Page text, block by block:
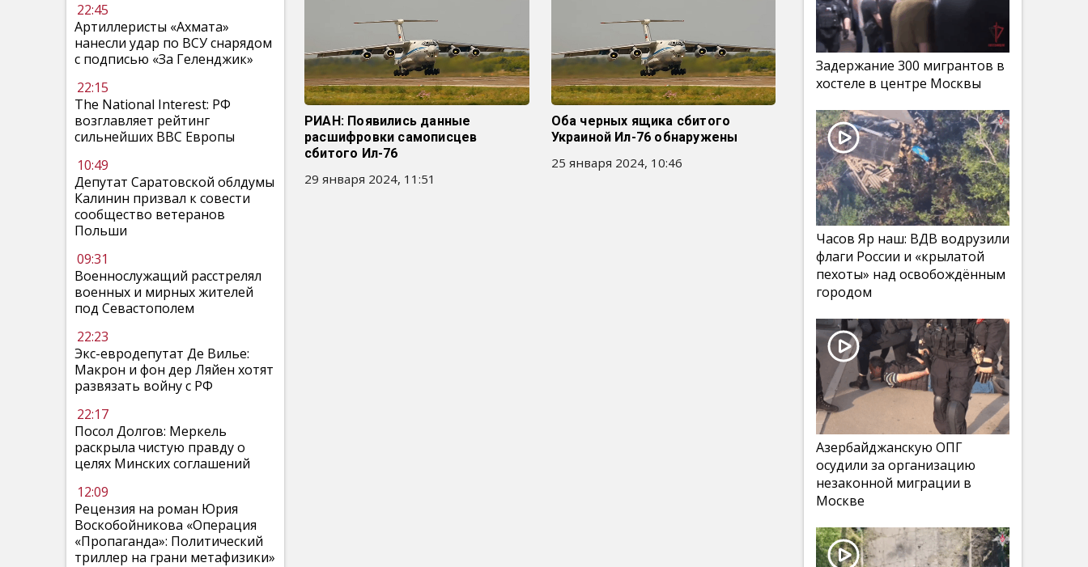
22:45
Артиллеристы «Ахмата»
нанесли удар по ВСУ снарядом
с подписью «За Геленджик»
22:15
The National Interest: РФ
возглавляет рейтинг
сильнейших ВВС Европы
10:49
Депутат Саратовской облдумы
Калинин призвал к совести
сообщество ветеранов
Польши
09:31
Военнослужащий расстрелял
военных и мирных жителей
под Севастополем
22:23
Экс-евродепутат Де Вилье:
Макрон и фон дер Ляйен хотят
развязать войну с РФ
22:17
Посол Долгов: Меркель
раскрыла чистую правду о
целях Минских соглашений
12:09
Рецензия на роман Юрия
Воскобойникова «Операция
«Пропаганда»: Политический
триллер на грани метафизики»
РИАН: Появились данные
расшифровки самописцев
сбитого Ил-76
29 января 2024, 11:51
Оба черных ящика сбитого
Украиной Ил-76 обнаружены
25 января 2024, 10:46
Задержание 300 мигрантов в
хостеле в центре Москвы
Часов Яр наш: ВДВ водрузили
флаги России и «крылатой
пехоты» над освобождённым
городом
Азербайджанскую ОПГ
осудили за организацию
незаконной миграции в
Москве